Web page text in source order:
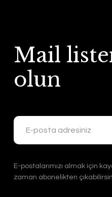
Mail
olun
E-postalarımızı almak için
zaman abonelikten